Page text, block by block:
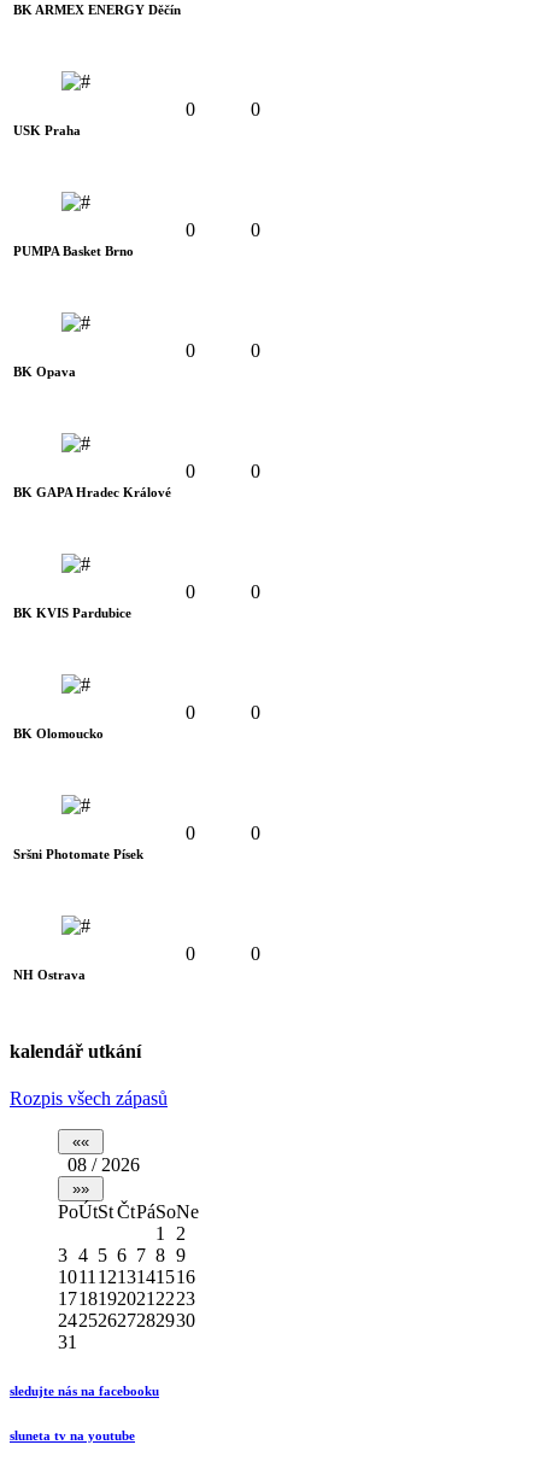
BK ARMEX ENERGY Děčín
USK Praha
0 0
PUMPA Basket Brno
0 0
BK Opava
0 0
BK GAPA Hradec Králové
0 0
BK KVIS Pardubice
0 0
BK Olomoucko
0 0
Sršni Photomate Písek
0 0
NH Ostrava
0 0
kalendář utkání
Rozpis všech zápasů
08 / 2026
PoÚtStČtPáSoNe
1
2
3 4 5 6 7 8 9
1011 1213141516
1718192021 2223
24252627282930
31
sledujte nás na facebooku
sluneta tv na youtube